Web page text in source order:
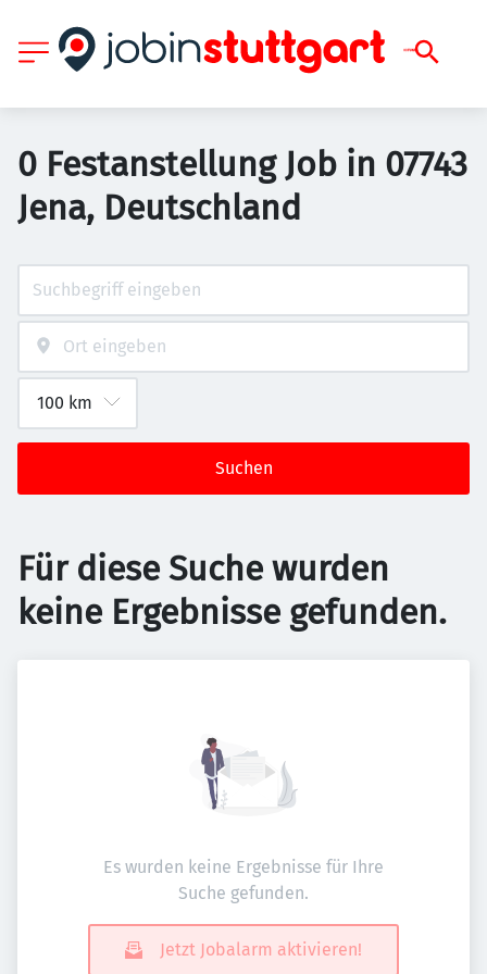
0 Festanstellung Job in 07743
Jena, Deutschland
Suchen
Für diese Suche wurden
keine Ergebnisse gefunden.
Es wurden keine Ergebnisse für Ihre
Suche gefunden.
Jetzt Jobalarm aktivieren!